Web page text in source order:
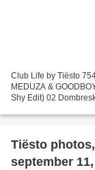
Club Life by Tiësto
MEDUZA &
Shy Edit) 02
Tiësto
september